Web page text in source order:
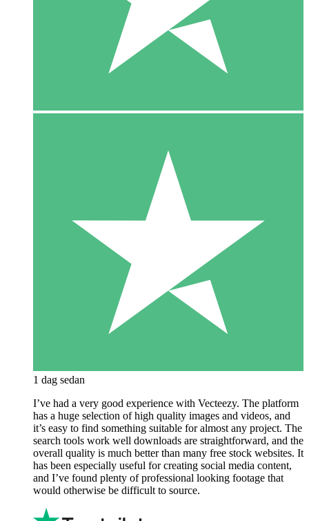
1 dag sedan
I’ve had a very good experience with Vecteezy. The platform
has a huge selection of high quality images and videos, and
it’s easy to find something suitable for almost any project. The
search tools work well downloads are straightforward, and the
overall quality is much better than many free stock websites. It
has been especially useful for creating social media content,
and I’ve found plenty of professional looking footage that
would otherwise be difficult to source.